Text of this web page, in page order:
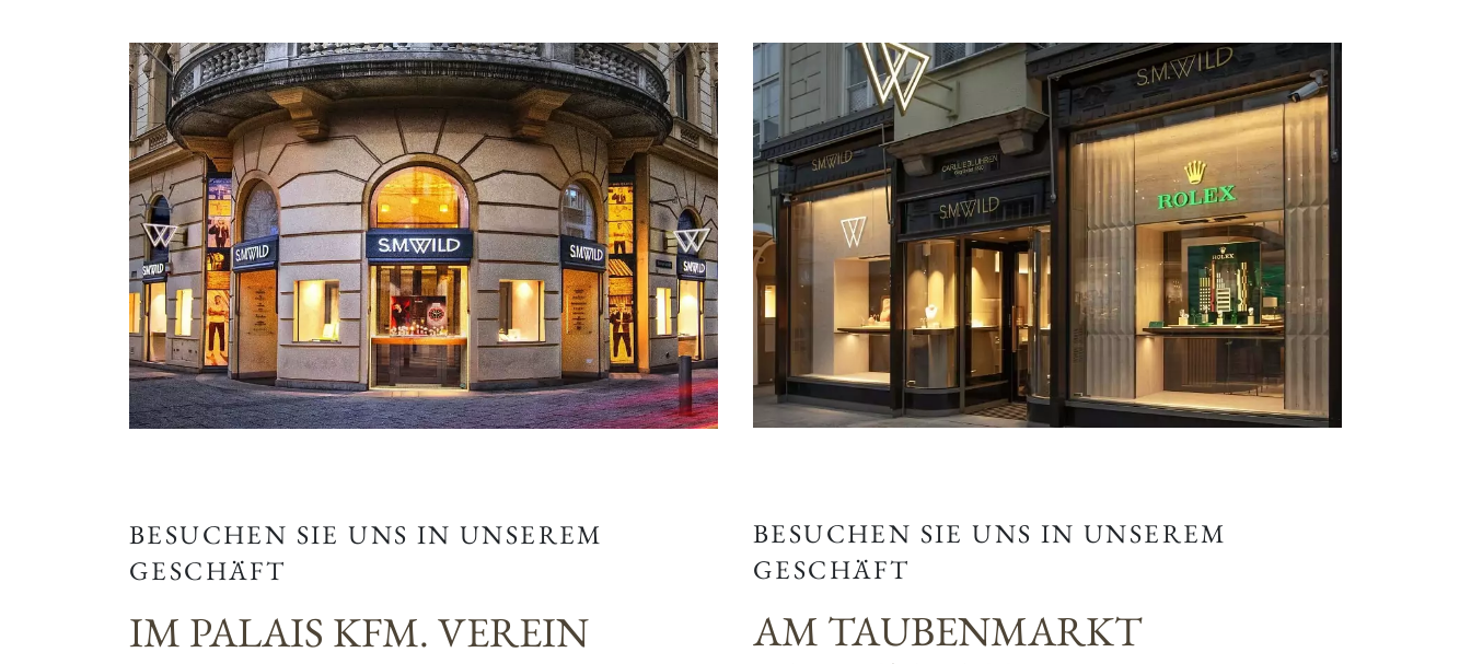
BESUCHEN SIE UNS IN UNSEREM
GESCHÄFT
IM PALAIS KFM. VEREIN
BESUCHEN SIE UNS IN UNSEREM
GESCHÄFT
AM TAUBENMARKT